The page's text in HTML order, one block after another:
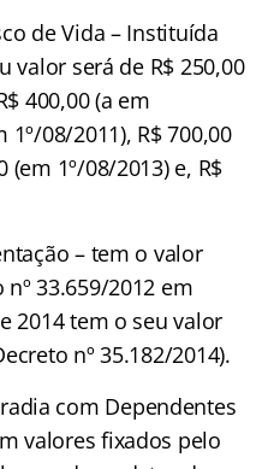
de Vida – Instituída
valor será de R$ 250,00
400,00 (a em
1º/08/2011), R$ 700,00
(em 1º/08/2013) e, R$
– tem o valor
33.659/2012 em
2014 tem o seu valor
nº 35.182/2014).
com Dependentes
valores fixados pelo